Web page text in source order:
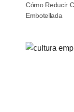
Cómo Reducir
Embotellada